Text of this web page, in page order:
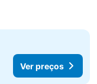
Ver preços